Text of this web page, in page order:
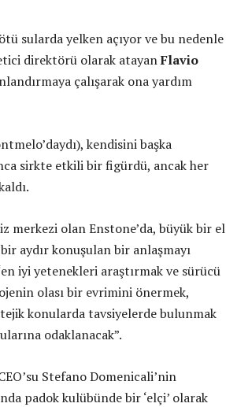
sularda yelken açıyor ve bu nedenle
direktörü olarak atayanFlavio
çalışarak ona yardım
kendisini başka
sirkte etkili bir figürdü, ancak her
merkezi olan Enstone’da, büyük bir el
aydır konuşulan bir anlaşmayı
iyi yetenekleri araştırmak ve sürücü
olası bir evrimini önermek,
konularda tavsiyelerde bulunmak
odaklanacak”.
Stefano Domenicali’nin
padok kulübünde bir ‘elçi’ olarak